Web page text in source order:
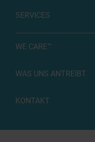
SERVICES
WE CARE™
WAS UNS ANTREIBT
KONTAKT